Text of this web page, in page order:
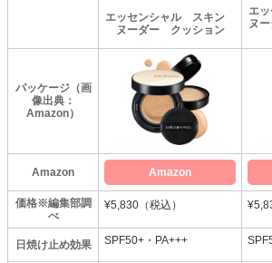
エッセンシャル スキン
ヌーダー クッション
エ
ヌ
パッケージ（画
像出典：
Amazon）
Amazon Amazon
価格※編集部調
べ
¥5,830（税込）
日焼け止め効果 SPF50+・PA+++